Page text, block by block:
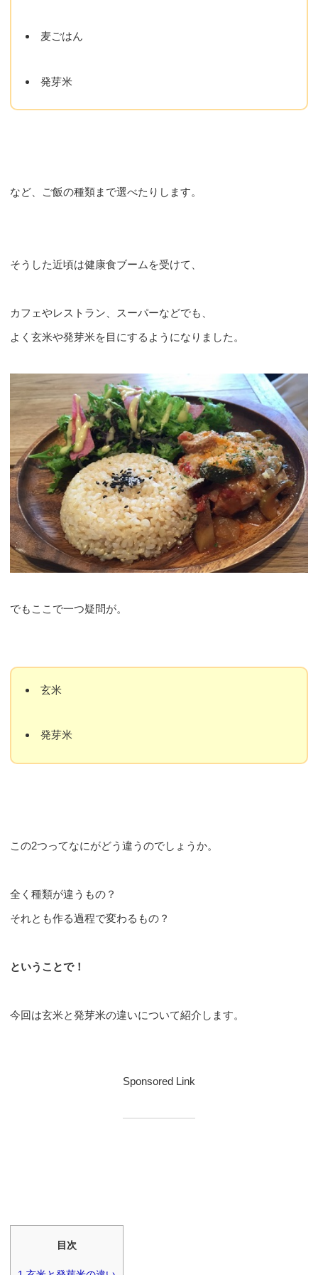
麦ごはん
発芽米
など、ご飯の種類まで選べたりします。
そうした近頃は健康食ブームを受けて、
カフェやレストラン、スーパーなどでも、
よく玄米や発芽米を目にするようになりました。
でもここで一つ疑問が。
玄米
発芽米
この2つってなにがどう違うのでしょうか。
全く種類が違うもの？
それとも作る過程で変わるもの？
ということで！
今回は玄米と発芽米の違いについて紹介します。
Sponsored Link
目次